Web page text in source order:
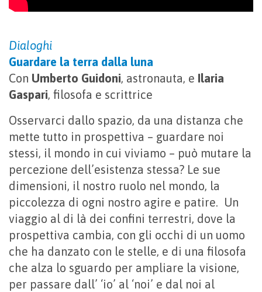
Dialoghi
Guardare la terra dalla luna
Con Umberto Guidoni, astronauta, e Ilaria
Gaspari, filosofa e scrittrice
Osservarci dallo spazio, da una distanza che
mette tutto in prospettiva – guardare noi
stessi, il mondo in cui viviamo – può mutare la
percezione dell’esistenza stessa? Le sue
dimensioni, il nostro ruolo nel mondo, la
piccolezza di ogni nostro agire e patire. Un
viaggio al di là dei confini terrestri, dove la
prospettiva cambia, con gli occhi di un uomo
che ha danzato con le stelle, e di una filosofa
che alza lo sguardo per ampliare la visione,
per passare dall’ ‘io’ al ‘noi’ e dal noi al